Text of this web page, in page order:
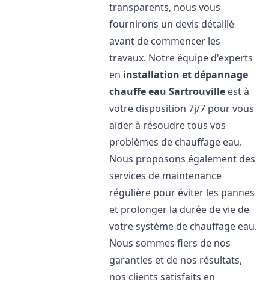
transparents, nous vous
fournirons un devis détaillé
avant de commencer les
travaux. Notre équipe d'experts
en installation et dépannage
chauffe eau Sartrouville est à
votre disposition 7j/7 pour vous
aider à résoudre tous vos
problèmes de chauffage eau.
Nous proposons également des
services de maintenance
régulière pour éviter les pannes
et prolonger la durée de vie de
votre système de chauffage eau.
Nous sommes fiers de nos
garanties et de nos résultats,
nos clients satisfaits en